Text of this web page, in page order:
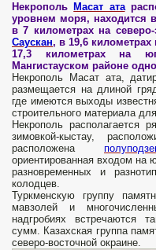
Некрополь Масат ата
уровнем моря, находится
в 7 километрах на
Саускан, в 19,6 километрах
17,3 километрах на
Мангистауском районе
Некрополь Масат ата,
размещается на длиной
где имеются выходы
строительного материала
Некрополь располагается
зимовкой-кыстау,
расположена
ориентированная входом на
разновременных и
колодцев.
Туркменскую группу
мавзолей и
надгробиях встречаются
сумм. Казахская группа
северо-восточной окраине.